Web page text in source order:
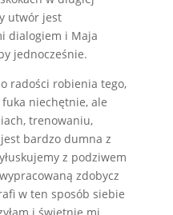
utwór jest
dialogiem i Maja
jednocześnie.
radości robienia tego,
fuka niechętnie, ale
trenowaniu,
bardzo dumna z
z podziwem
zdobycz
w ten sposób siebie